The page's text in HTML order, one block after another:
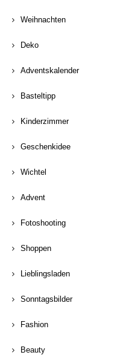
Weihnachten
Deko
Adventskalender
Basteltipp
Kinderzimmer
Geschenkidee
Wichtel
Advent
Fotoshooting
Shoppen
Lieblingsladen
Sonntagsbilder
Fashion
Beauty